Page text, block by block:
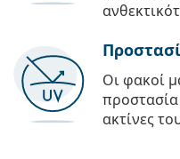
Οι φακοί
προστασία
ακτίνες